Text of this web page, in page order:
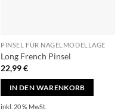
PINSEL FÜR NAGELMODELLAGE
Long French Pinsel
22,99€
IN DEN WARENKORB
inkl. 20 % MwSt.